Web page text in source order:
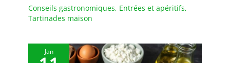
plus serré dans une
d'esprit. MULTIPLES: Mini
Bols en Verre Parfaits
Conseils gastronomiques, Entrées et apéritifs,
Tartinades maison
Jan